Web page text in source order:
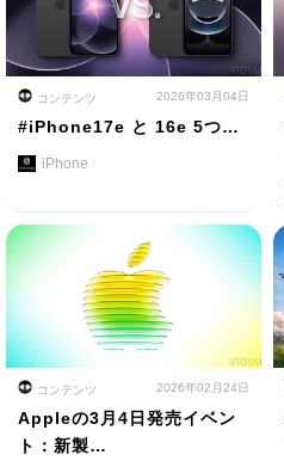
コンテンツ 2026年03月04日
#iPhone17e と 16e 5つ…
iPhone
コンテンツ 2026年02月24日
Appleの3月4日発売イベン
ト：新製…